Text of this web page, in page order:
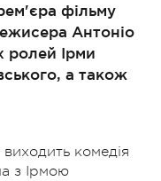
фільму
Антоніо
ролей Ірми
а також
виходить комедія
з Ірмою